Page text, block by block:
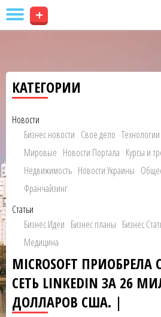
+
КАТЕГОРИИ
Новости
Бизнес новости Свое дело Технологии
Мировые Новости Портала Курсы и
Недвижимость Новости Украины
Франчайзинг
Статьи
Бизнес Идеи Бизнес планы Бизнес
Медицина
MICROSOFT
СЕТЬ LINKEDIN ЗА 26
ДОЛЛАРОВ США. |